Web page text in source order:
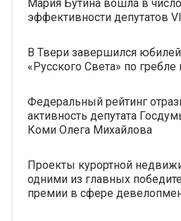
Мария Бутина вошла в
эффективности депутатов
В Твери завершился
«Русского Света» по
Федеральный рейтинг
активность депутата
Коми Олега Михайлова
Проекты курортной
одними из главных
премии в сфере